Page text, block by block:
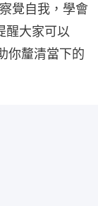
覺自我，學會
醒大家可以
你釐清當下的